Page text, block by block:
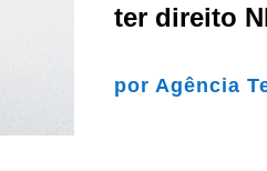
ter direito
por Agência